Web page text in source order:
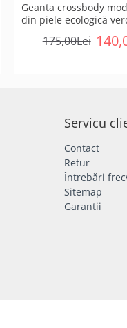
Geanta crossbody
din piele ecologică
175,00Lei
Servicu
Contact
Retur
Întrebări
Sitemap
Garantii